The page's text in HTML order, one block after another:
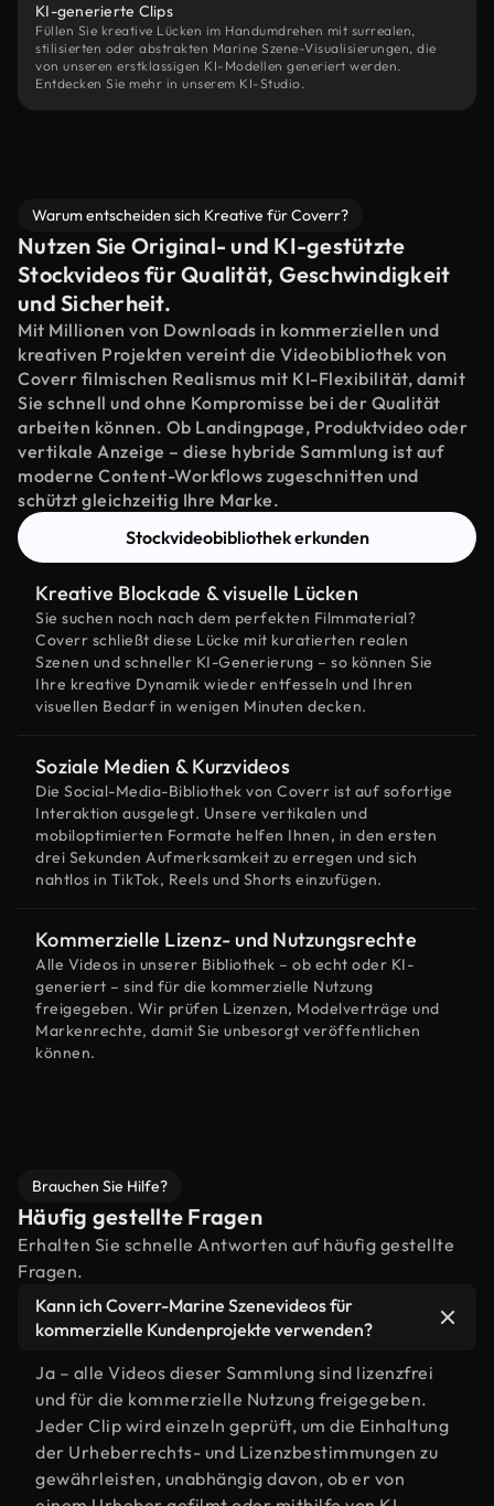
KI-generierte Clips
Füllen Sie kreative Lücken im Handumdrehen mit surrealen,
stilisierten oder abstrakten Marine Szene-Visualisierungen, die
von unseren erstklassigen KI-Modellen generiert werden.
Entdecken Sie mehr in unserem KI-Studio.
Warum entscheiden sich Kreative für Coverr?
Nutzen Sie Original- und KI-gestützte
Stockvideos für Qualität, Geschwindigkeit
und Sicherheit.
Mit Millionen von Downloads in kommerziellen und
kreativen Projekten vereint die Videobibliothek von
Coverr filmischen Realismus mit KI-Flexibilität, damit
Sie schnell und ohne Kompromisse bei der Qualität
arbeiten können. Ob Landingpage, Produktvideo oder
vertikale Anzeige – diese hybride Sammlung ist auf
moderne Content-Workflows zugeschnitten und
schützt gleichzeitig Ihre Marke.
Stockvideobibliothek erkunden
Kreative Blockade & visuelle Lücken
Sie suchen noch nach dem perfekten Filmmaterial?
Coverr schließt diese Lücke mit kuratierten realen
Szenen und schneller KI-Generierung – so können Sie
Ihre kreative Dynamik wieder entfesseln und Ihren
visuellen Bedarf in wenigen Minuten decken.
Soziale Medien & Kurzvideos
Die Social-Media-Bibliothek von Coverr ist auf sofortige
Interaktion ausgelegt. Unsere vertikalen und
mobiloptimierten Formate helfen Ihnen, in den ersten
drei Sekunden Aufmerksamkeit zu erregen und sich
nahtlos in TikTok, Reels und Shorts einzufügen.
Kommerzielle Lizenz- und Nutzungsrechte
Alle Videos in unserer Bibliothek – ob echt oder KI-
generiert – sind für die kommerzielle Nutzung
freigegeben. Wir prüfen Lizenzen, Modelverträge und
Markenrechte, damit Sie unbesorgt veröffentlichen
können.
Brauchen Sie Hilfe?
Häufig gestellte Fragen
Erhalten Sie schnelle Antworten auf häufig gestellte
Fragen.
Kann ich Coverr-Marine Szenevideos für
kommerzielle Kundenprojekte verwenden?
Ja – alle Videos dieser Sammlung sind lizenzfrei
und für die kommerzielle Nutzung freigegeben.
Jeder Clip wird einzeln geprüft, um die Einhaltung
der Urheberrechts- und Lizenzbestimmungen zu
gewährleisten, unabhängig davon, ob er von